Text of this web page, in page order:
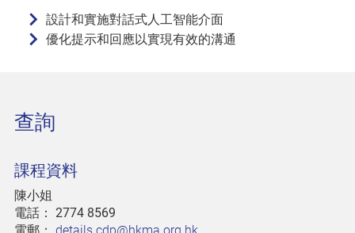
設計和實施對話式人工智能介面
優化提示和回應以實現有效的溝通
查詢
課程資料
陳小姐
電話： 2774 8569